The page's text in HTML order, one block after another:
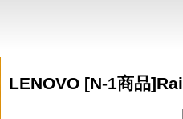
LENOVO [N-1商品